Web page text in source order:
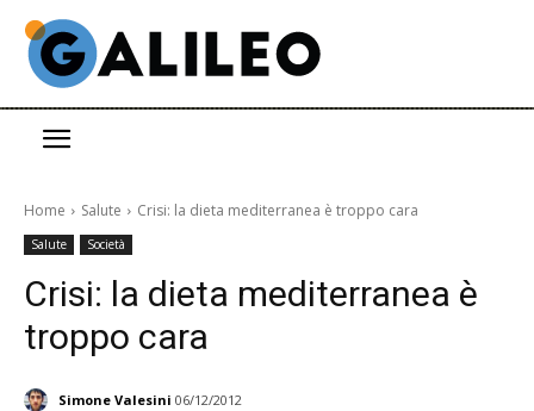
Home Salute Crisi: la dieta mediterranea è troppo cara
Salute Società
Crisi: la dieta mediterranea è
troppo cara
Simone Valesini 06/12/2012